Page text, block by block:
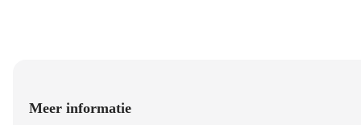
Meer informatie